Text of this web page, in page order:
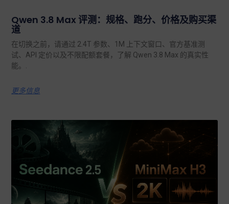
Qwen 3.8 Max 评测：规格、跑分、价格及购买渠
道
在切换之前，请通过 2.4T 参数、1M 上下文窗口、官方基准测
试、API 定价以及不限配额套餐，了解 Qwen 3.8 Max 的真实性
能。.
更多信息